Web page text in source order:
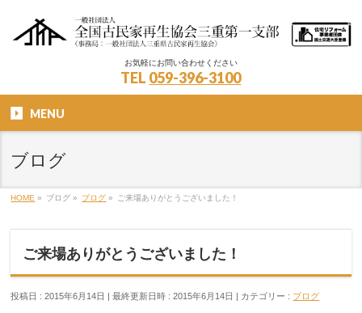
お気軽にお問い合わせください
TEL 059-396-3100
MENU
ブログ
HOME » ブログ » ブログ » ご来場ありがとうございました！
ご来場ありがとうございました！
投稿日 : 2015年6月14日 最終更新日時 : 2015年6月14日 カテゴリー : ブログ